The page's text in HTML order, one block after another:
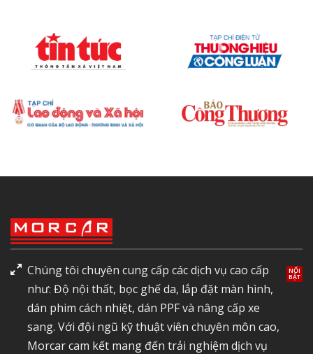
Chúng tôi chuyên cung cấp các dịch vụ cao cấp
như: Độ nội thất, bọc ghế da, lắp đặt màn hình,
dán phim cách nhiệt, dán PPF và nâng cấp xe
sang. Với đội ngũ kỹ thuật viên chuyên môn cao,
Morcar cam kết mang đến trải nghiệm dịch vụ